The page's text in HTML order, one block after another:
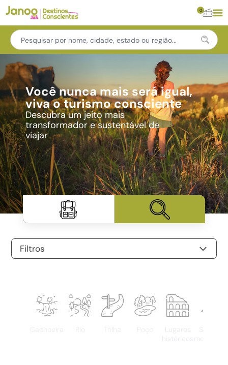
0
Você nunca mais será igual,
viva o turismo consciente
Descubra um jeito mais
transformador e sustentável de
viajar
Filtros